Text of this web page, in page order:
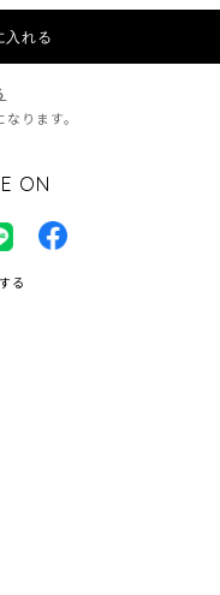
入れる
ります。
ON
る